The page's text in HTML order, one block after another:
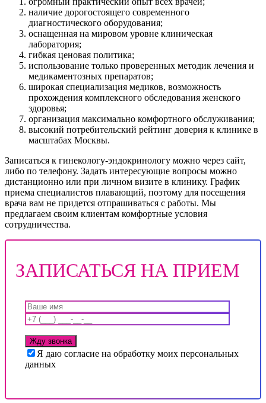
наличие дорогостоящего современного
диагностического оборудования;
оснащенная на мировом уровне клиническая
лаборатория;
гибкая ценовая политика;
использование только проверенных методик лечения и
медикаментозных препаратов;
широкая специализация медиков, возможность
прохождения комплексного обследования женского
здоровья;
организация максимально комфортного обслуживания;
высокий потребительский рейтинг доверия к клинике в
масштабах Москвы.
Записаться к гинекологу-эндокринологу можно через сайт,
либо по телефону. Задать интересующие вопросы можно
дистанционно или при личном визите в клинику. График
приема специалистов плавающий, поэтому для посещения
врача вам не придется отпрашиваться с работы. Мы
предлагаем своим клиентам комфортные условия
сотрудничества.
ЗАПИСАТЬСЯ НА ПРИЕМ
Я даю согласие на обработку моих персональных
данных